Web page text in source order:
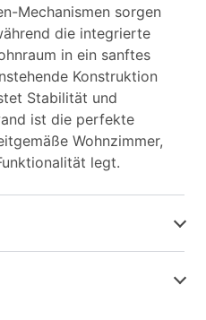
Mechanismen sorgen
die integrierte
in ein sanftes
Konstruktion
Stabilität und
ist die perfekte
Wohnzimmer,
legt.